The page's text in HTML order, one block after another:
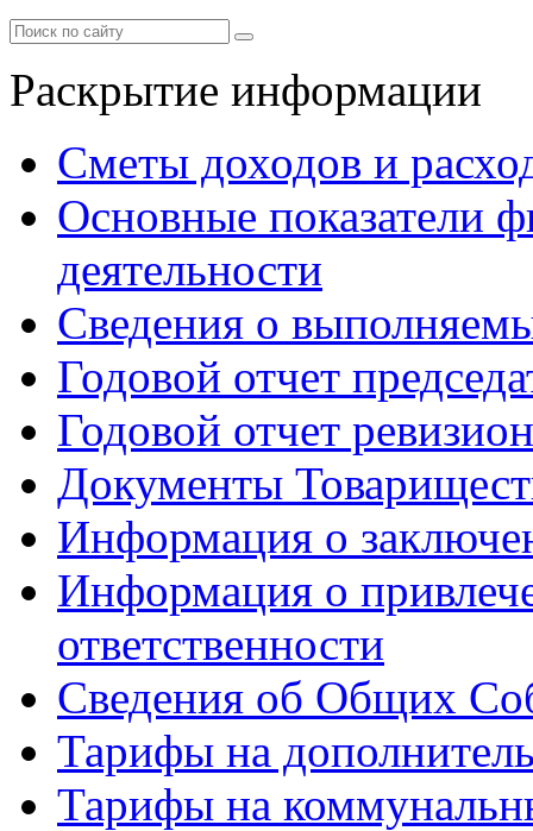
Раскрытие информации
Сметы доходов и
Основные показатели
деятельности
Сведения о
Годовой отчет
Годовой отчет
Документы
Информация о
Информация о
ответственности
Сведения об Общих
Тарифы на
Тарифы на